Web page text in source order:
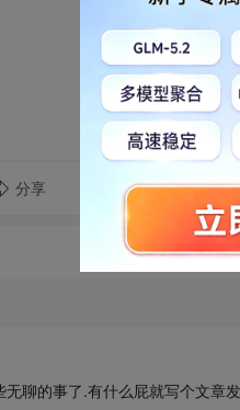
分享 转发到动态
聊的事了.有什么屁就写个文章